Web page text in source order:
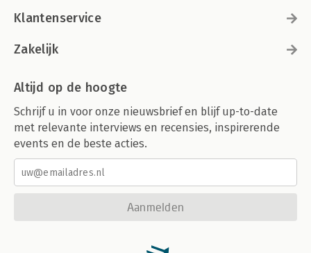
Klantenservice
Zakelijk
Altijd op de hoogte
Schrijf u in voor onze nieuwsbrief en blijf up-to-date
met relevante interviews en recensies, inspirerende
events en de beste acties.
Aanmelden